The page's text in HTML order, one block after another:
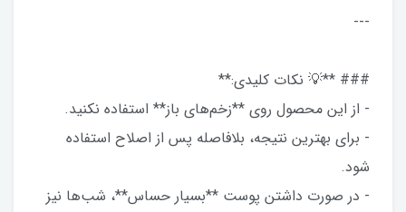
---
### **💡 نکات کلیدی:**
- از این محصول روی **زخم‌های باز** استفاده نکنید.
- برای بهترین نتیجه، بلافاصله پس از اصلاح استفاده
شود.
- در صورت داشتن پوست **بسیار حساس**، شب‌ها نیز